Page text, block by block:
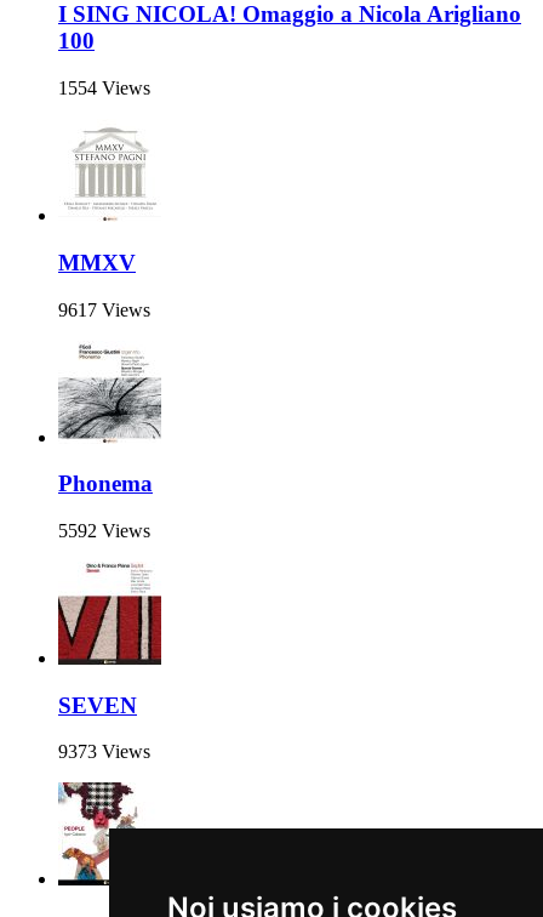
Noi usiamo i cookies
I SING NICOLA! Omaggio a Nicola Arigliano
100
1554 Views
MMXV
9617 Views
Phonema
5592 Views
SEVEN
9373 Views